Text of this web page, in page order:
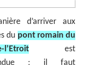
d’arriver aux
du pont romain du
l’Etroit est
: il faut